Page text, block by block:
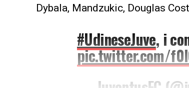
Dybala, Mandzukic, Douglas
#UdineseJuve, i
pic.twitter.com/